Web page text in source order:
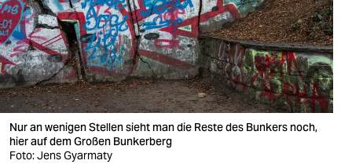
Nur an wenigen Stellen sieht man die Reste des Bunkers noch,
hier auf dem Großen Bunkerberg
Foto: Jens Gyarmaty